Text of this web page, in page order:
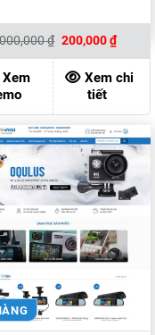
₫ Giá
là:
1,000,000 ₫.
200,000₫Giá
hiện
tại
là:
Xem
Xem chi
tiết